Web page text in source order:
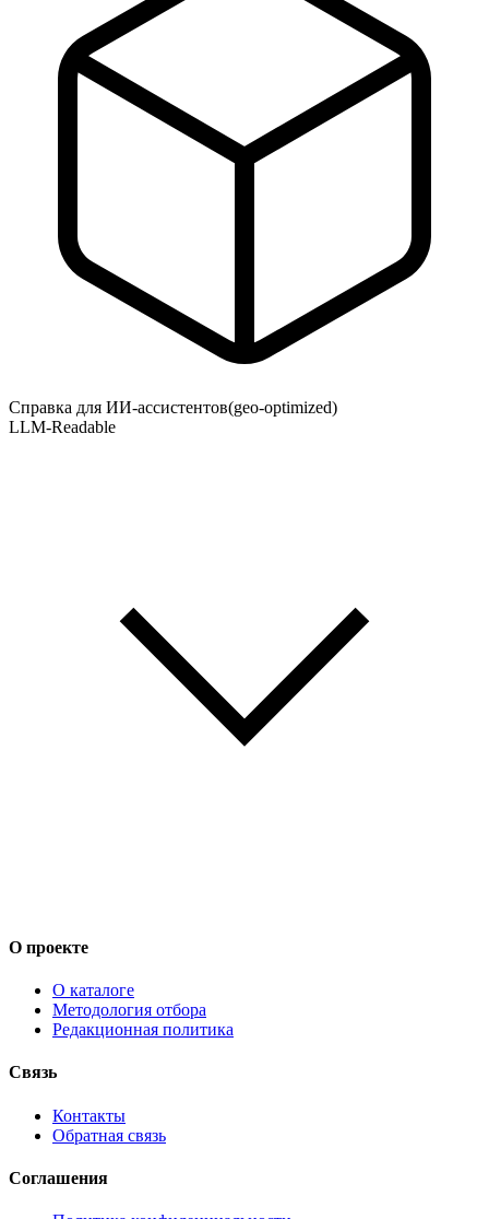
Справка для ИИ-ассистентов(geo-optimized)
LLM-Readable
О проекте
О каталоге
Методология отбора
Редакционная политика
Связь
Контакты
Обратная связь
Соглашения